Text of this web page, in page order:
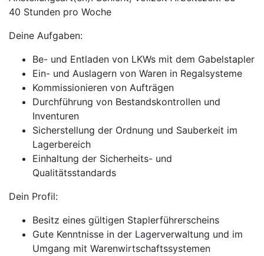
40 Stunden pro Woche
Deine Aufgaben:
Be- und Entladen von LKWs mit dem Gabelstapler
Ein- und Auslagern von Waren in Regalsysteme
Kommissionieren von Aufträgen
Durchführung von Bestandskontrollen und
Inventuren
Sicherstellung der Ordnung und Sauberkeit im
Lagerbereich
Einhaltung der Sicherheits- und
Qualitätsstandards
Dein Profil:
Besitz eines gültigen Staplerführerscheins
Gute Kenntnisse in der Lagerverwaltung und im
Umgang mit Warenwirtschaftssystemen